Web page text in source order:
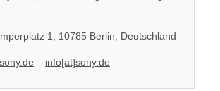
1, 10785 Berlin, Deutschland
info[at]sony.de